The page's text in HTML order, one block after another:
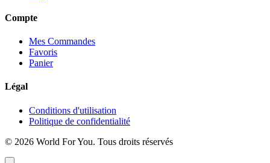
Compte
Mes Commandes
Favoris
Panier
Légal
Conditions d'utilisation
Politique de confidentialité
© 2026 World For You. Tous droits réservés